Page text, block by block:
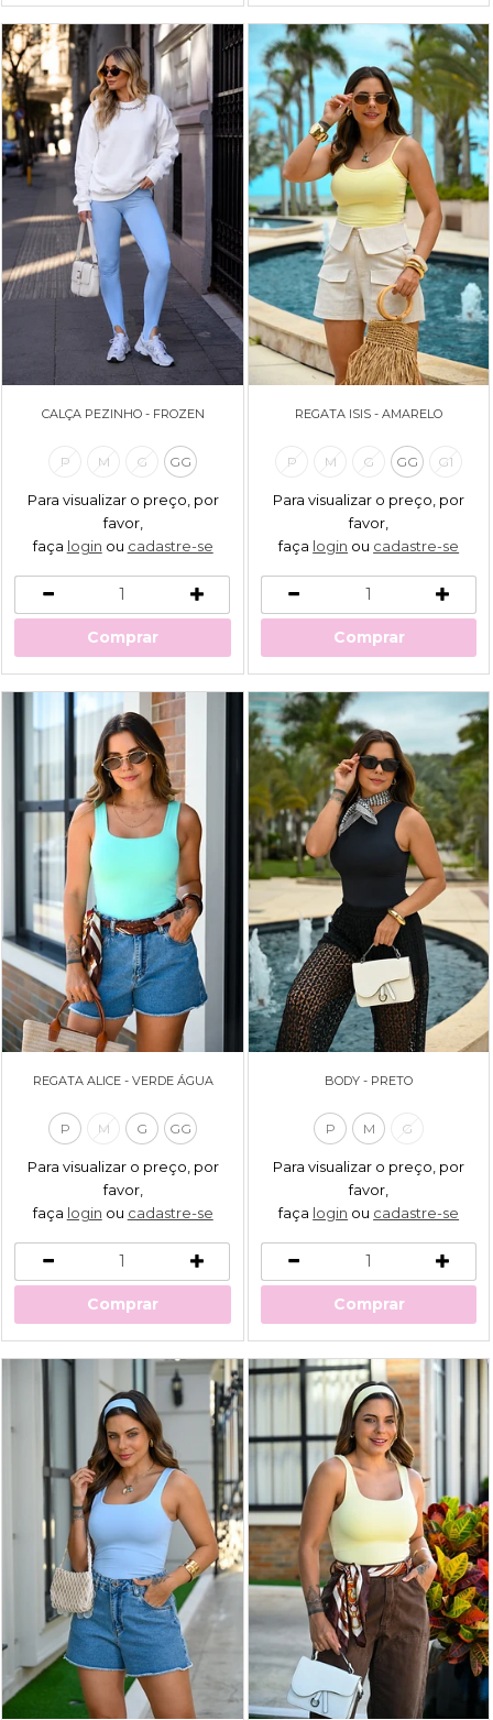
CALÇA PEZINHO - FROZEN
P M G GG
Para visualizar o preço, por
favor,
faça login ou cadastre-se
Comprar
REGATA ISIS - AMARELO
P M G GG G1
Para visualizar o preço, por
favor,
faça login ou cadastre-se
Comprar
REGATA ALICE - VERDE ÁGUA
P M G GG
Para visualizar o preço, por
favor,
faça login ou cadastre-se
Comprar
BODY - PRETO
P M G
Para visualizar o preço, por
favor,
faça login ou cadastre-se
Comprar